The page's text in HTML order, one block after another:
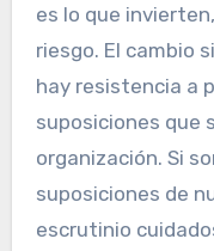
es lo que
riesgo. El cambio
hay resistencia a
suposiciones que
organización. Si
suposiciones de
escrutinio